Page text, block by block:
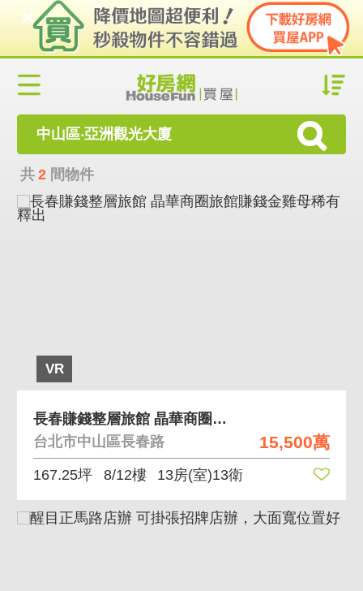
中山區‧亞洲觀光大廈
共 2 間物件
VR
15,500萬
長春賺錢整層旅館 晶華商圈旅館賺錢金雞母稀有釋出
台北市中山區長春路
167.25坪 8/12樓 13房(室)13衛